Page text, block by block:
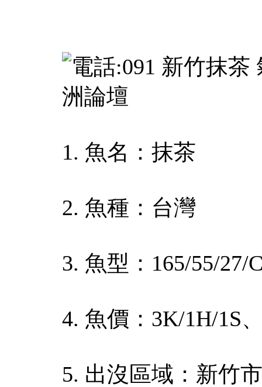
1. 魚名：抹茶
2. 魚種：台灣
3. 魚型：165/55/27/
4. 魚價：3K/1H/1S
5. 出沒區域：新竹市